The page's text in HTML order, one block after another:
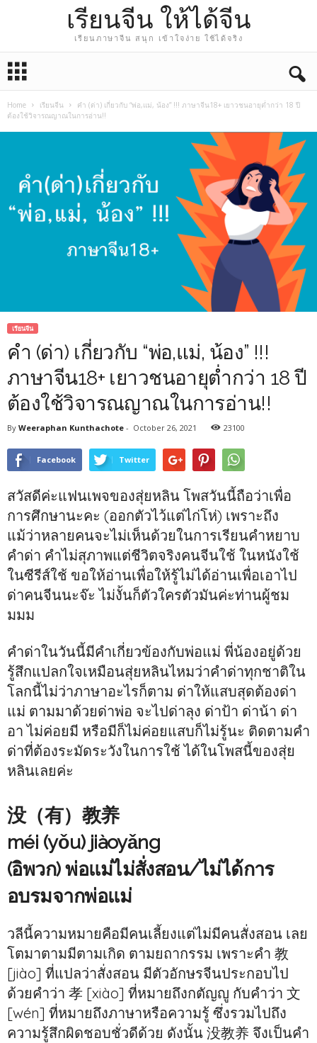
เรียนจีน ให้ได้จีน
เรียนภาษาจีน สนุก เข้าใจง่าย ใช้ได้จริง
Home เรียนจีน
คำ (ด่า) เกี่ยวกับ “พ่อ,แม่, น้อง” !!! ภาษาจีน18+ เยาวชนอายุต่ำกว่า 18 ปี
ต้องใช้วิจารณญาณในการอ่าน!!
เรียนจีน
คำ (ด่า) เกี่ยวกับ “พ่อ,แม่, น้อง” !!!
ภาษาจีน18+ เยาวชนอายุต่ำกว่า 18 ปี
ต้องใช้วิจารณญาณในการอ่าน!!
By Weeraphan Kunthachote - October 26, 2021 23100
Facebook Twitter
สวัสดีค่ะแฟนเพจของสุ่ยหลิน โพสวันนี้ถือว่าเพื่อ
การศึกษานะคะ (ออกตัวไว้แต่ไก่โห่) เพราะถึง
แม้ว่าหลายคนจะไม่เห็นด้วยในการเรียนคำหยาบ
คำด่า คำไม่สุภาพแต่ชีวิตจริงคนจีนใช้ ในหนังใช้
ในซีรีส์ใช้ ขอให้อ่านเพื่อให้รู้ไม่ได้อ่านเพื่อเอาไป
ด่าคนจีนนะจ๊ะ ไม่งั้นก็ตัวใครตัวมันค่ะท่านผู้ชม
มมม
คำด่าในวันนี้มีคำเกี่ยวข้องกับพ่อแม่ พี่น้องอยู่ด้วย
รู้สึกแปลกใจเหมือนสุ่ยหลินไหมว่าคำด่าทุกชาติใน
โลกนี้ไม่ว่าภาษาอะไรก็ตาม ด่าให้แสบสุดต้องด่า
แม่ ตามมาด้วยด่าพ่อ จะไปด่าลุง ด่าป้า ด่าน้า ด่า
อา ไม่ค่อยมี หรือมีก็ไม่ค่อยแสบก็ไม่รู้นะ ติดตามคำ
ด่าที่ต้องระมัดระวังในการใช้ ได้ในโพสนี้ของสุ่ย
หลินเลยค่ะ
没（有）教养
méi (yǒu) jiàoyǎng
(อิพวก) พ่อแม่ไม่สั่งสอน/ไม่ได้การ
อบรมจากพ่อแม่
วลีนี้ความหมายคือมีคนเลี้ยงแต่ไม่มีคนสั่งสอน เลย
โตมาตามมีตามเกิด ตามยถากรรม เพราะคำ 教
[jiào] ที่แปลว่าสั่งสอน มีตัวอักษรจีนประกอบไป
ด้วยคำว่า 孝 [xiào] ที่หมายถึงกตัญญู กับคำว่า 文
[wén] ที่หมายถึงภาษาหรือความรู้ ซึ่งรวมไปถึง
ความรู้สึกผิดชอบชั่วดีด้วย ดังนั้น 没教养 จึงเป็นคำ